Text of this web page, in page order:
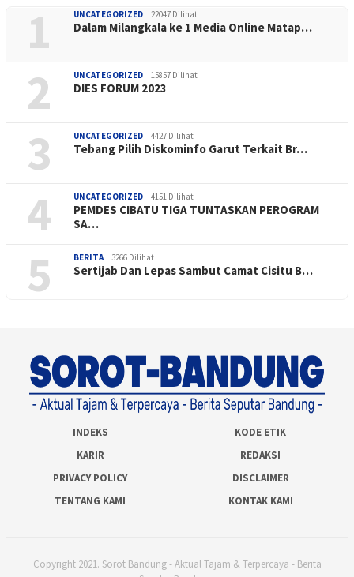
1 UNCATEGORIZED 22047 Dilihat
Dalam Milangkala ke 1 Media Online Matap…
2 UNCATEGORIZED 15857 Dilihat
DIES FORUM 2023
3 UNCATEGORIZED 4427 Dilihat
Tebang Pilih Diskominfo Garut Terkait Br…
4 UNCATEGORIZED 4151 Dilihat
PEMDES CIBATU TIGA TUNTASKAN PEROGRAM
SA…
5 BERITA 3266 Dilihat
Sertijab Dan Lepas Sambut Camat Cisitu B…
INDEKS
KODE ETIK
KARIR
REDAKSI
PRIVACY POLICY
DISCLAIMER
TENTANG KAMI
KONTAK KAMI
Copyright 2021. Sorot Bandung - Aktual Tajam & Terpercaya - Berita